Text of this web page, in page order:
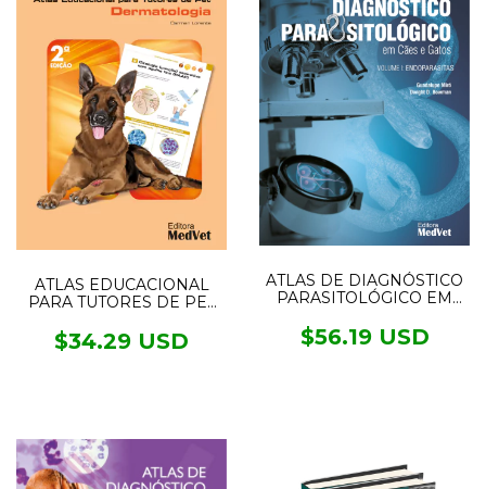
ATLAS EDUCACIONAL
PARA TUTORES DE PET
$34.29 USD
ATLAS DE DIAGNÓSTICO
PARASITOLÓGICO EM
ENDOPARASITAS
$56.19 USD